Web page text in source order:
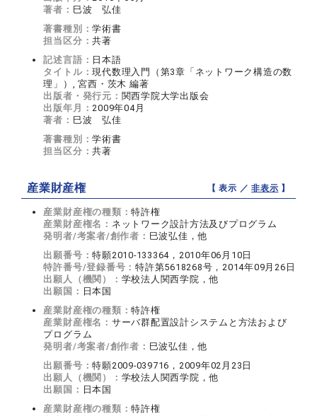
著者： 巳波 弘佳
著書種別：学術書
担当区分：共著
記述言語： 日本語
タイトル：現代数理入門（第3章「ネットワーク構造の数
理」）, 宮西・茨木 編著
出版者・発行元： 関西学院大学出版会
出版年月：2009年04月
著者： 巳波 弘佳
著書種別：学術書
担当区分：共著
産業財産権 【 表示 ／非表示 】
産業財産権の種類：特許権
産業財産権名： ネットワーク設計方法及びプログラム
発明者/考案者/創作者： 巳波弘佳，他
出願番号：特願2010-133364，2010年06月10日
特許番号/登録番号：特許第5618268号，2014年09月26日
出願人（機関）： 学校法人関西学院，他
出願国： 日本国
産業財産権の種類：特許権
産業財産権名： サーバ群配置設計システムと方法および
プログラム
発明者/考案者/創作者： 巳波弘佳，他
出願番号：特願2009-039716，2009年02月23日
出願人（機関）： 学校法人関西学院，他
出願国： 日本国
産業財産権の種類：特許権